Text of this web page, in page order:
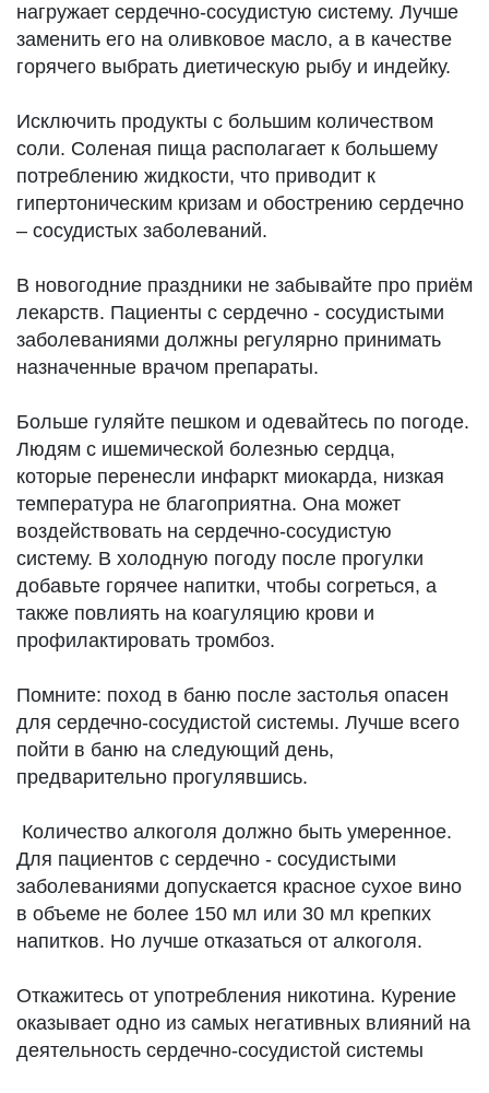
нагружает сердечно-сосудистую систему. Лучше
заменить его на оливковое масло, а в качестве
горячего выбрать диетическую рыбу и индейку.
Исключить продукты с большим количеством
соли. Соленая пища располагает к большему
потреблению жидкости, что приводит к
гипертоническим кризам и обострению сердечно
– сосудистых заболеваний.
В новогодние праздники не забывайте про приём
лекарств. Пациенты с сердечно - сосудистыми
заболеваниями должны регулярно принимать
назначенные врачом препараты.
Больше гуляйте пешком и одевайтесь по погоде.
Людям с ишемической болезнью сердца,
которые перенесли инфаркт миокарда, низкая
температура не благоприятна. Она может
воздействовать на сердечно-сосудистую
систему. В холодную погоду после прогулки
добавьте горячее напитки, чтобы согреться, а
также повлиять на коагуляцию крови и
профилактировать тромбоз.
Помните: поход в баню после застолья опасен
для сердечно-сосудистой системы. Лучше всего
пойти в баню на следующий день,
предварительно прогулявшись.
Количество алкоголя должно быть умеренное.
Для пациентов с сердечно - сосудистыми
заболеваниями допускается красное сухое вино
в объеме не более 150 мл или 30 мл крепких
напитков. Но лучше отказаться от алкоголя.
Откажитесь от употребления никотина. Курение
оказывает одно из самых негативных влияний на
деятельность сердечно-сосудистой системы